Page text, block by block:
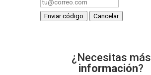
Enviar código Cancelar
¿Necesitas más
información?